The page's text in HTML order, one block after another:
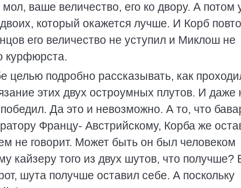
ваше величество, его ко двору. А потом
который окажется лучше. И Корб
его величество не уступил и Миклош не
курфюрста.
целью подробно рассказывать, как
этих двух остроумных плутов. И даже
Да это и невозможно. А то, что
Францу- Австрийскому, Корба же
не говорит. Может быть он был человеком
кайзеру того из двух шутов, что получше?
шута получше оставил себе. А поскольку